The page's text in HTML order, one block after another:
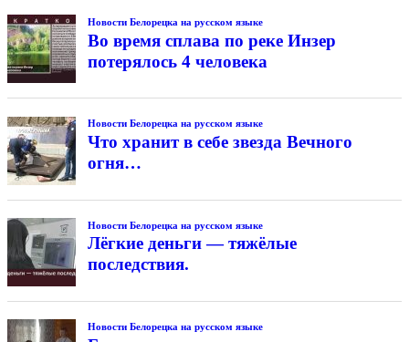
Новости Белорецка на русском языке
Во время сплава по реке Инзер
потерялось 4 человека
Новости Белорецка на русском языке
Что хранит в себе звезда Вечного
огня…
Новости Белорецка на русском языке
Лёгкие деньги — тяжёлые
последствия.
Новости Белорецка на русском языке